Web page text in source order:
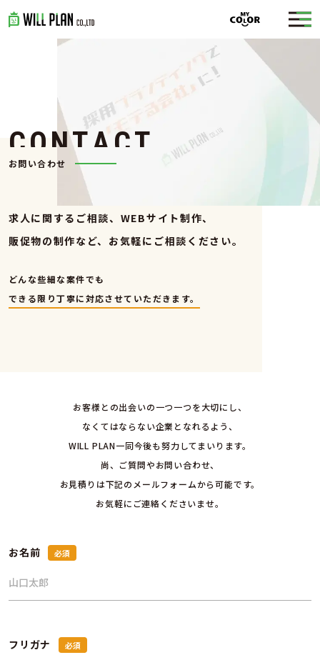
CONTACT
お問い合わせ
求人に関するご相談、WEBサイト制作、
販促物の制作など、お気軽にご相談ください。
どんな些細な案件でも
できる限り丁寧に対応させていただきます。
お客様との出会いの一つ一つを大切にし、
なくてはならない企業となれるよう、
WILL PLAN一同今後も努力してまいります。
尚、ご質問やお問い合わせ、
お見積りは下記のメールフォームから可能です。
お気軽にご連絡くださいませ。
お名前
フリガナ
入力内容のご確認
メールアドレス
企業サイトURL
お問い合わせ内容